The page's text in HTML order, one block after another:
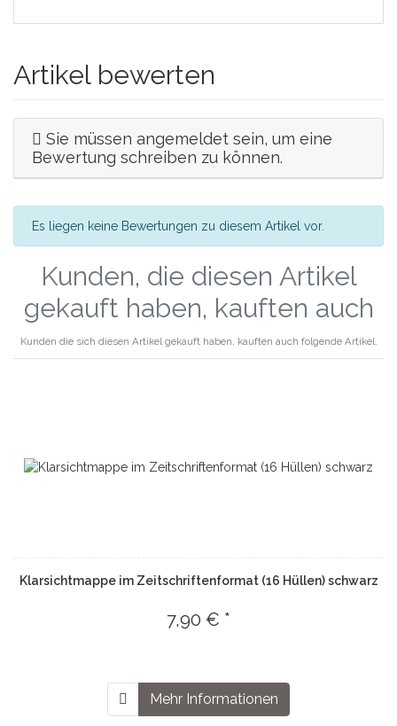
Artikel bewerten
Sie müssen angemeldet sein, um eine
Bewertung schreiben zu können.
Es liegen keine Bewertungen zu diesem Artikel vor.
Kunden, die diesen Artikel
gekauft haben, kauften auch
Kunden die sich diesen Artikel gekauft haben, kauften auch folgende Artikel.
Klarsichtmappe im Zeitschriftenformat (16 Hüllen) schwarz
7,90 € *
Mehr Informationen